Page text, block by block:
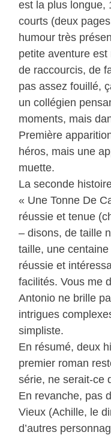
est la plus longue,
courts (deux
humour très
petite aventure
de raccourcis, de
pas assez fouillé,
un collégien
moments, mais
Première
héros, mais une
muette.
La seconde
« Une Tonne De
réussie et tenue
– disons, de taille
taille, une
réussie et
facilités. Vous me
Antonio ne brille
intrigues
simpliste.
En résumé, deux
premier roman
série, ne serait-ce
En revanche, pas
Vieux (Achille, le
d’autres